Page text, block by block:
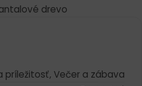
drevo
príležitosť, Večer a zábava